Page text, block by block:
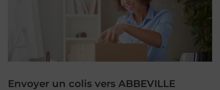
Envoyer un colis vers ABBEVILLE